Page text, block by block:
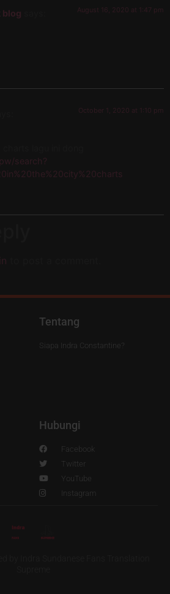
blog August 16, 2020 at 1:47 pm
October 1, 2020 at 1:10 pm
search?
Tentang
Siapa Indra Constantine?
Hubungi
Facebook
Twitter
YouTube
Instagram